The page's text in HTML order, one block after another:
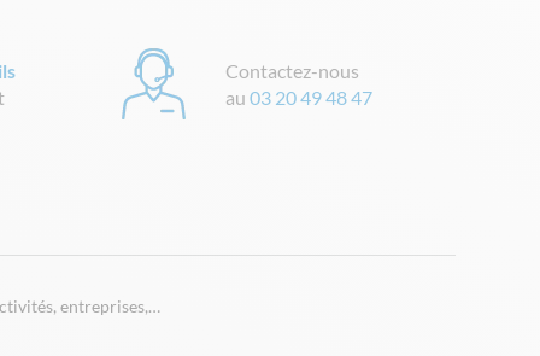
Contactez-nous
au 03 20 49 48 47
entreprises,…